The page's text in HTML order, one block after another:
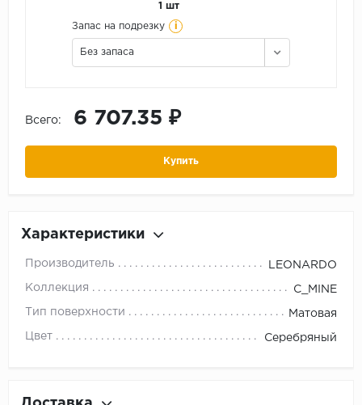
1 шт
Запас на подрезку i
Без запаса
Всего: 6 707.35 ₽
Купить
Характеристики
Производитель LEONARDO
Коллекция C_MINE
Тип поверхности Матовая
Цвет Серебряный